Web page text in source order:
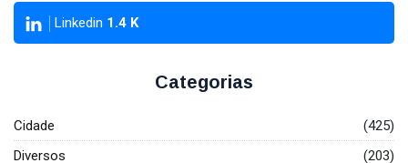
Linkedin 1.4 K
Categorias
Cidade
(425)
Diversos
(203)